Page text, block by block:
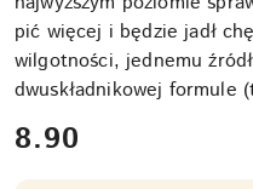
pić więcej i będzie jadł
wilgotności, jednemu
dwuskładnikowej
cena:
8.90